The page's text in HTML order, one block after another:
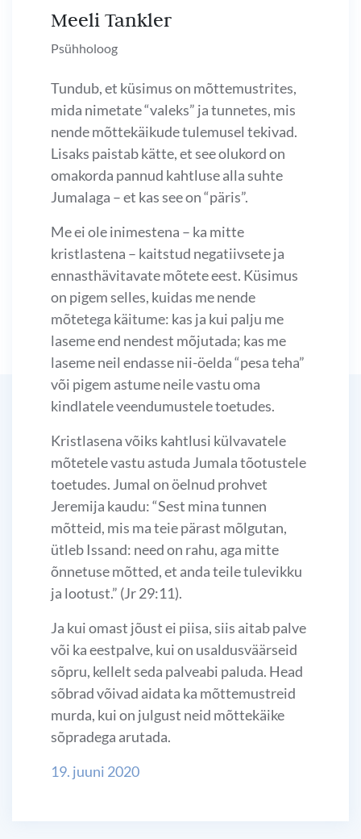
Meeli Tankler
Psühholoog
Tundub, et küsimus on mõttemustrites,
mida nimetate “valeks” ja tunnetes, mis
nende mõttekäikude tulemusel tekivad.
Lisaks paistab kätte, et see olukord on
omakorda pannud kahtluse alla suhte
Jumalaga – et kas see on “päris”.
Me ei ole inimestena – ka mitte
kristlastena – kaitstud negatiivsete ja
ennasthävitavate mõtete eest. Küsimus
on pigem selles, kuidas me nende
mõtetega käitume: kas ja kui palju me
laseme end nendest mõjutada; kas me
laseme neil endasse nii-öelda “pesa teha”
või pigem astume neile vastu oma
kindlatele veendumustele toetudes.
Kristlasena võiks kahtlusi külvavatele
mõtetele vastu astuda Jumala tõotustele
toetudes. Jumal on öelnud prohvet
Jeremija kaudu: “Sest mina tunnen
mõtteid, mis ma teie pärast mõlgutan,
ütleb Issand: need on rahu, aga mitte
õnnetuse mõtted, et anda teile tulevikku
ja lootust.” (Jr 29:11).
Ja kui omast jõust ei piisa, siis aitab palve
või ka eestpalve, kui on usaldusväärseid
sõpru, kellelt seda palveabi paluda. Head
sõbrad võivad aidata ka mõttemustreid
murda, kui on julgust neid mõttekäike
sõpradega arutada.
19. juuni 2020